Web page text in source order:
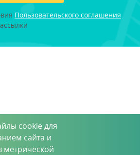
Пользовательского соглашения
cookie для
сайта и
метрической